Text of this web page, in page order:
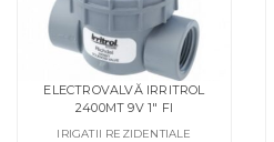
ELECTROVALVĂ IRRITROL
2400MT 9V 1″ FI
IRIGATII REZIDENTIALE